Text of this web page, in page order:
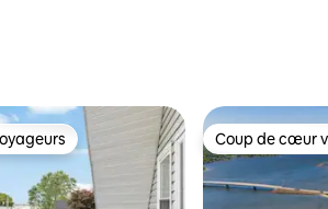
Coup de cœur
Coup de cœur